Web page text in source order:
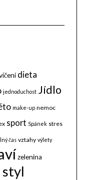
dieta
jednoduchost Jídlo
make-up nemoc
sport Spánek stres
čas vztahy výlety
zelenina